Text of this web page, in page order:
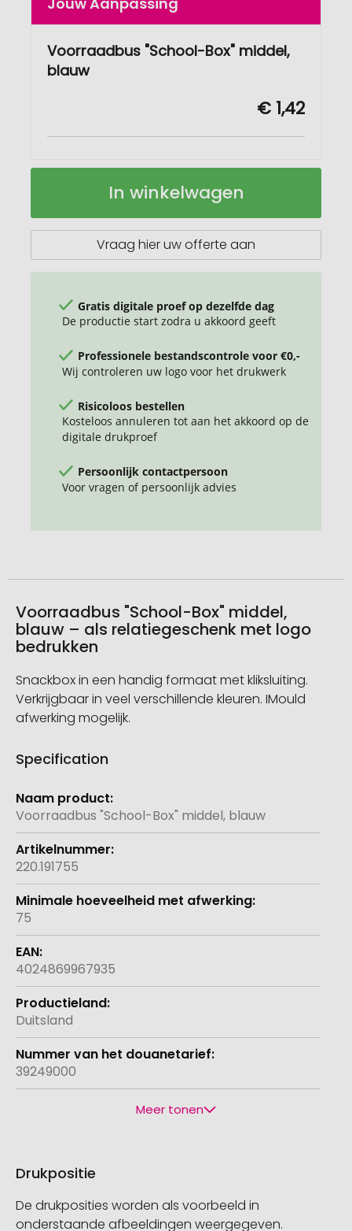
Voorraadbus "School-Box" middel,
blauw
€ 1,42
Voorraaddoos
middelgroot
Op
In winkelwagen
Vraag hier uw offerte aan
Gratis digitale proef op dezelfde dag
De productie start zodra u akkoord geeft
Professionele bestandscontrole voor €0,-
Wij controleren uw logo voor het drukwerk
Risicoloos bestellen
Kosteloos annuleren tot aan het akkoord op de
digitale drukproef
Persoonlijk contactpersoon
Voor vragen of persoonlijk advies
Voorraadbus "School-Box" middel,
blauw – als relatiegeschenk met logo
bedrukken
Snackbox in een handig formaat met kliksluiting.
Verkrijgbaar in veel verschillende kleuren. IMould
afwerking mogelijk.
Specification
Meer
informatie
Voorraadbus "School-Box" middel, blauw
220.191755
75
4024869967935
Duitsland
39249000
Meer tonen
Drukpositie
De drukposities worden als voorbeeld in
onderstaande afbeeldingen weergegeven.